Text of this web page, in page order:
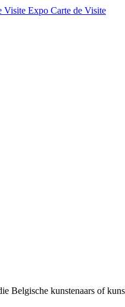
Expo Carte de Visite
Belgische kunstenaars of